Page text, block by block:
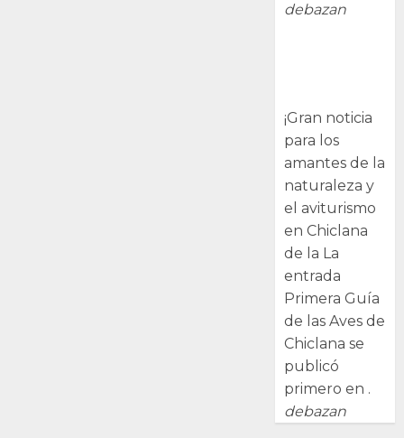
debazan
¡Gran noticia
para los
amantes de la
naturaleza y
el aviturismo
en Chiclana
de la La
entrada
Primera Guía
de las Aves de
Chiclana se
publicó
primero en .
debazan